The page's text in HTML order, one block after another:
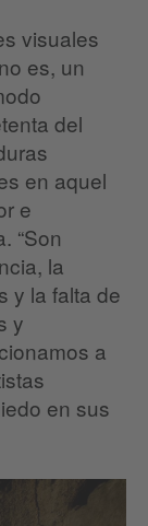
visuales
es, un
del
en aquel
e
“Son
la
y la falta de
y
a
en sus